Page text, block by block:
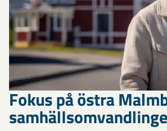
Fokus på östra